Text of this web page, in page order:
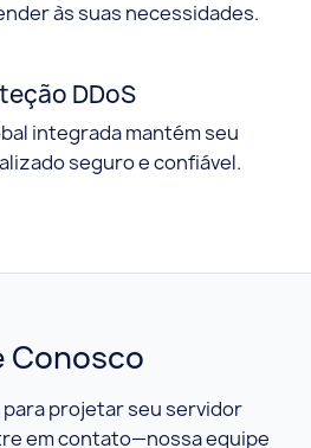
às suas necessidades.
DDoS
integrada mantém seu
seguro e confiável.
Conosco
para projetar seu servidor
em contato—nossa equipe